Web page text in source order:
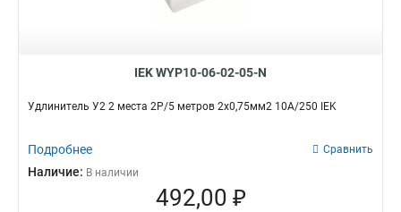
IEK WYP10-06-02-05-N
Удлинитель У2 2 места 2Р/5 метров 2х0,75мм2 10А/250 IEK
Подробнее Сравнить
Наличие: В наличии
492,00 ₽